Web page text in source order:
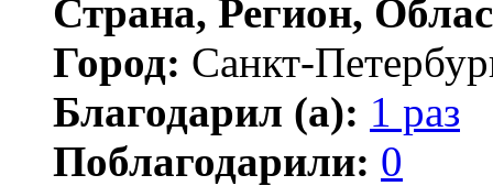
Страна, Регион,
Город: Санкт-
Благодарил (а): 1 раз
Поблагодарили: 0